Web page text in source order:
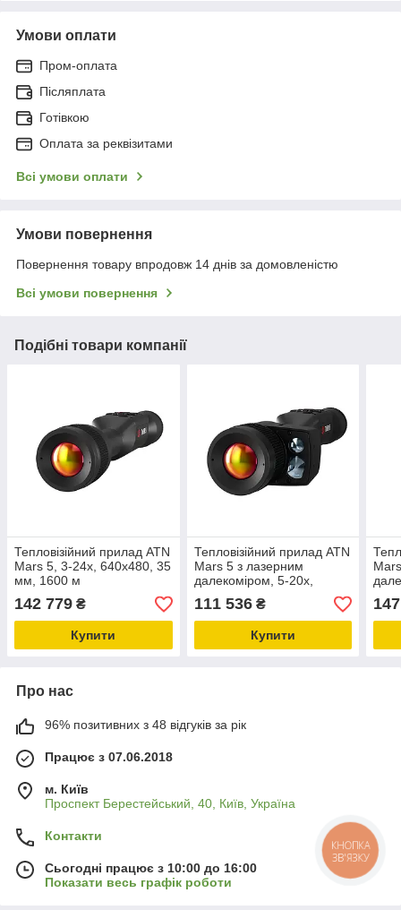
Умови оплати
Пром-оплата
Післяплата
Готівкою
Оплата за реквізитами
Всі умови оплати
Умови повернення
Повернення товару впродовж 14 днів за домовленістю
Всі умови повернення
Подібні товари компанії
Тепловізійний прилад ATN
Mars 5, 3-24x, 640x480, 35
мм, 1600 м
142 779 ₴
Купити
Тепловізійний прилад ATN
Mars 5 з лазерним
далекоміром, 5-20x,
320x240, 35мм, 1400 м
111 536₴
Купити
Про нас
96% позитивних з 48 відгуків за рік
Працює з 07.06.2018
м. Київ
Проспект Берестейський, 40, Київ, Україна
Контакти
Сьогодні працює з 10:00 до 16:00
Показати весь графік роботи
КНОПКА
ЗВ'ЯЗКУ